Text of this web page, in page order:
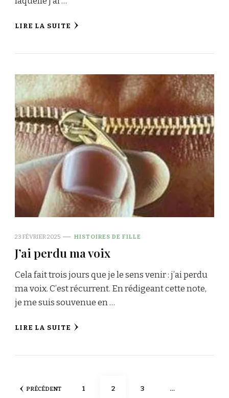
LIRE LA SUITE
23 FÉVRIER 2025 HISTOIRES DE FILLE
J’ai perdu ma voix
Cela fait trois jours que je le sens venir : j’ai perdu
ma voix. C’est récurrent. En rédigeant cette note,
je me suis souvenue en …
LIRE LA SUITE
Pagination
PRÉCÉDENT PAGE
1 PAGE
2 PAGE
3 …